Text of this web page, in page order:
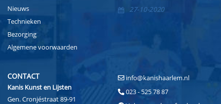
Nieuws
Technieken
Bezorging
Algemene voorwaarden
27-10-2020
CONTACT
Kanis Kunst en Lijsten
Gen. Cronjéstraat 89-91
info@kanishaarlem.nl
023 - 525 78 87